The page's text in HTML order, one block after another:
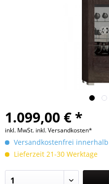
1.099,00 € *
inkl. MwSt. inkl. Versandkosten*
Versandkostenfrei
Lieferzeit 21-30 Werktage